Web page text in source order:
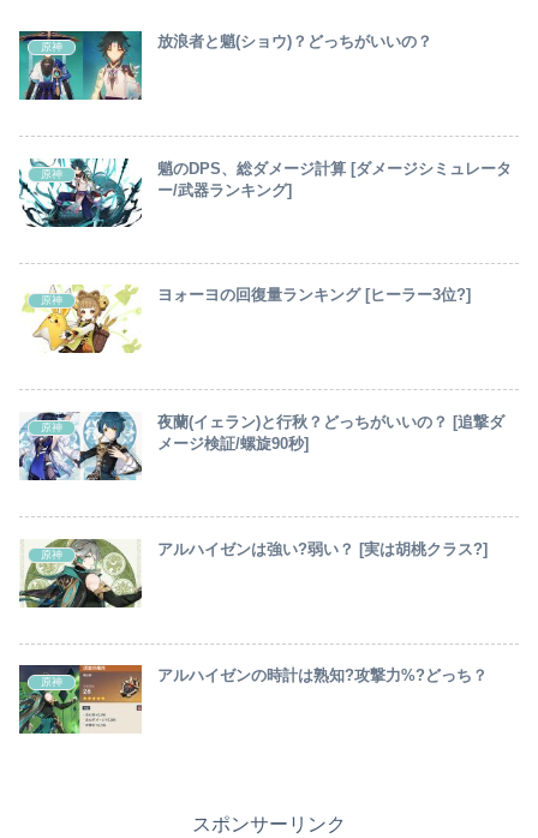
原神 放浪者と魈(ショウ)？どっちがいいの？
原神
魈のDPS、総ダメージ計算 [ダメージシミュレータ
ー/武器ランキング]
原神 ヨォーヨの回復量ランキング [ヒーラー3位?]
原神
夜蘭(イェラン)と行秋？どっちがいいの？ [追撃ダ
メージ検証/螺旋90秒]
原神 アルハイゼンは強い?弱い？ [実は胡桃クラス?]
原神 アルハイゼンの時計は熟知?攻撃力%?どっち？
スポンサーリンク